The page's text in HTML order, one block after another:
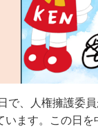
で、人権擁護委
います。この日を